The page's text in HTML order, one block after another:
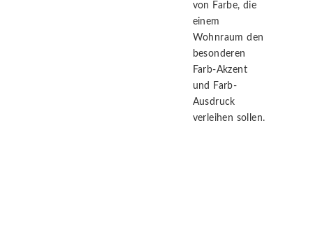
von Farbe, die
einem
Wohnraum den
besonderen
Farb-Akzent
und Farb-
Ausdruck
verleihen sollen.